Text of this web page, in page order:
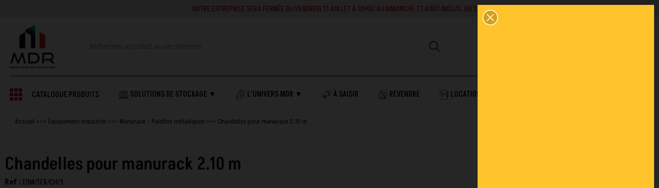
NOTRE ENTREPRISE SERA FERMÉE DU VENDREDI 31 JUILLET À 12H00 AU DIMANCHE 23 AOÛT INCLUS. EN SAVOIR +
CATALOGUE PRODUITS SOLUTIONS DE STOCKAGE ▼ L'UNIVERS MDR ▼ À SAISIR REVENDRE LOCATION
Accueil Équipement industriel Manurack - Palettes métalliques Chandelles pour manurack 2.10 m
Chandelles pour manurack 2.10 m
Ref : EDM/TER/CH/3